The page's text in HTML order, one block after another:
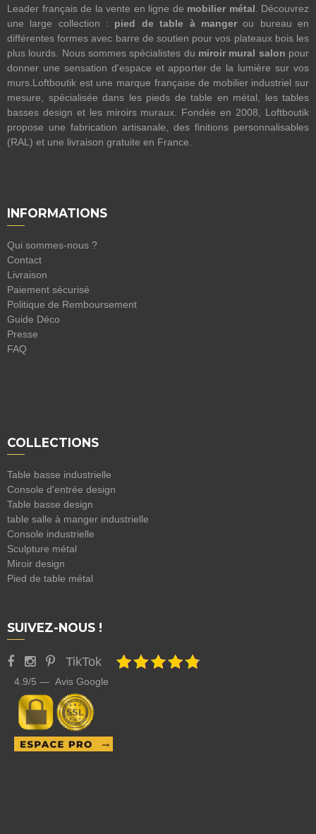
Leader français de la vente en ligne de mobilier métal . Découvrez
une large collection : pied de table à mangerou bureau en
différentes formes avec barre de soutien pour vos plateaux bois les
plus lourds. Nous sommes spécialistes du miroir mural salon pour
donner une sensation d'espace et apporter de la lumière sur vos
murs.Loftboutik est une marque française de mobilier industriel sur
mesure, spécialisée dans les pieds de table en métal, les tables
basses design et les miroirs muraux. Fondée en 2008, Loftboutik
propose une fabrication artisanale, des finitions personnalisables
(RAL) et une livraison gratuite en France.
INFORMATIONS
Qui sommes-nous ?
Contact
Livraison
Paiement sécurisé
Politique de Remboursement
Guide Déco
Presse
FAQ
COLLECTIONS
Table basse industrielle
Console d'entrée design
Table basse design
table salle à manger industrielle
Console industrielle
Sculpture métal
Miroir design
Pied de table métal
SUIVEZ-NOUS !
TikTok
4.9/5 — Avis Google